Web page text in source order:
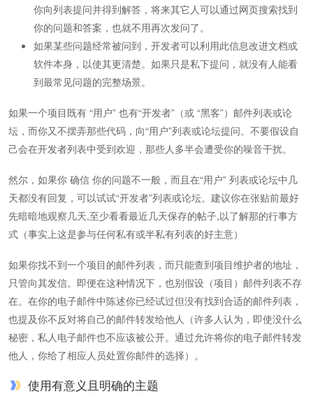
你向列表提问并得到解答，将来其它人可以通过网页搜索找到
你的问题和答案，也就不用再次发问了。
如果某些问题经常被问到，开发者可以利用此信息改进文档或
软件本身，以使其更清楚。如果只是私下提问，就没有人能看
到最常见问题的完整场景。
如果一个项目既有 “用户” 也有“开发者”（或 “黑客”）邮件列表或论
坛，而你又不摆弄那些代码，向“用户”列表或论坛提问。不要假设自
己会在开发者列表中受到欢迎，那些人多半会遭受你的噪音干扰。
然尔，如果你 确信 你的问题不一般，而且在“用户” 列表或论坛中几
天都没有回复，可以试试“开发者”列表或论坛。建议你在张贴前最好
先暗暗地观察几天,至少看看最近几天保存的帖子,以了解那的行事方
式（事实上这是参与任何私有或半私有列表的好主意）
如果你找不到一个项目的邮件列表，而只能查到项目维护者的地址，
只管向其发信。即便在这种情况下，也别假设（项目）邮件列表不存
在。在你的电子邮件中陈述你已经试过但没有找到合适的邮件列表，
也提及你不反对将自己的邮件转发给他人（许多人认为，即使没什么
秘密，私人电子邮件也不应该被公开。通过允许将你的电子邮件转发
他人，你给了相应人员处置你邮件的选择）。
使用有意义且明确的主题